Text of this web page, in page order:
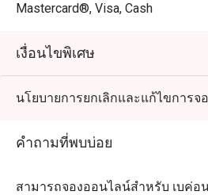
Mastercard®, Visa, Cash
เงื่อนไขพิเศษ
นโยบายการยกเลิกและแก้ไขการจ
คำถามที่พบบ่อย
สามารถจองออนไลน์สำหรับ เบค่